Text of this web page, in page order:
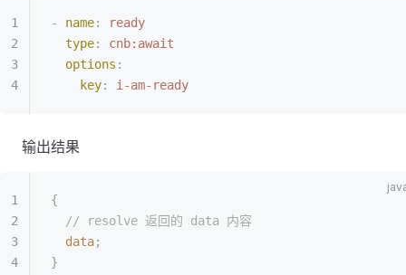
- name:
ready
  type
:
cnb:await
  options
:
    key
: i-am-ready
输出结果
{
  // resolve 返回的 data 内容
  data
;
}